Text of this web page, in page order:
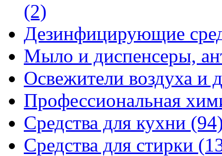
(2)
Дезинфицирующие
Мыло и диспенсеры,
Освежители воздуха и
Профессиональная
Средства для кухни
Средства для стирки